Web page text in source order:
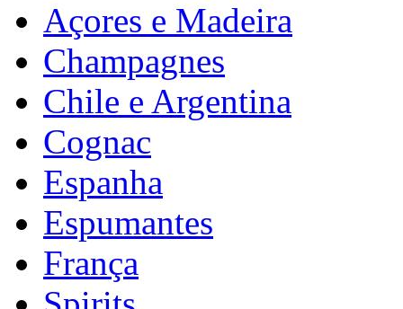
Açores e Madeira
Champagnes
Chile e Argentina
Cognac
Espanha
Espumantes
França